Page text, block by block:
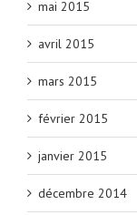
mai 2015
avril 2015
mars 2015
février 2015
janvier 2015
décembre 2014